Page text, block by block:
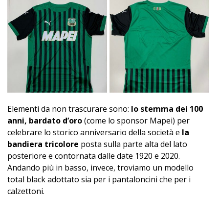
Elementi da non trascurare sono: lo stemma dei 100
anni, bardato d’oro(come lo sponsor Mapei) per
celebrare lo storico anniversario della società e la
bandiera tricolore posta sulla parte alta del lato
posteriore e contornata dalle date 1920 e 2020.
Andando più in basso, invece, troviamo un modello
total black adottato sia per i pantaloncini che per i
calzettoni.